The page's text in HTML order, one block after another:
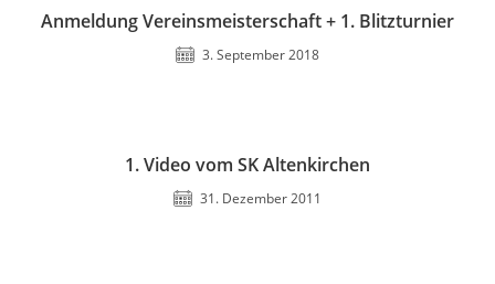
Anmeldung Vereinsmeisterschaft + 1. Blitzturnier
3. September 2018
1. Video vom SK Altenkirchen
31. Dezember 2011